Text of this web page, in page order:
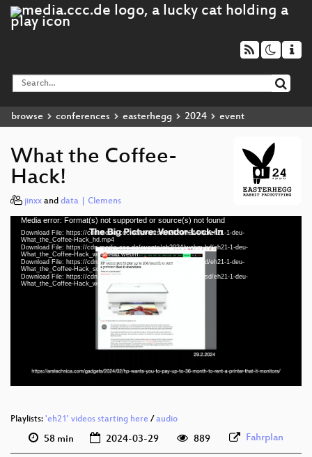
browse conferences easterhegg 2024 event
What the Coffee-
Hack!
jinxx and data | Clemens
Video
Player
Media error: Format(s) not supported or source(s) not found
Download File: https://cdn.media.ccc.de/events/eh2024/h264-hd/eh21-1-deu-
What_the_Coffee-Hack_hd.mp4
Download File: https://cdn.media.ccc.de/events/eh2024/webm-hd/eh21-1-deu-
What_the_Coffee-Hack_webm-hd.webm
Download File: https://cdn.media.ccc.de/events/eh2024/h264-sd/eh21-1-deu-
What_the_Coffee-Hack_sd.mp4
Download File: https://cdn.media.ccc.de/events/eh2024/webm-sd/eh21-1-deu-
What_the_Coffee-Hack_webm-sd.webm
deu 576p (webm)
Playlists: 'eh21' videos starting here / audio
58 min 2024-03-29 889 Fahrplan